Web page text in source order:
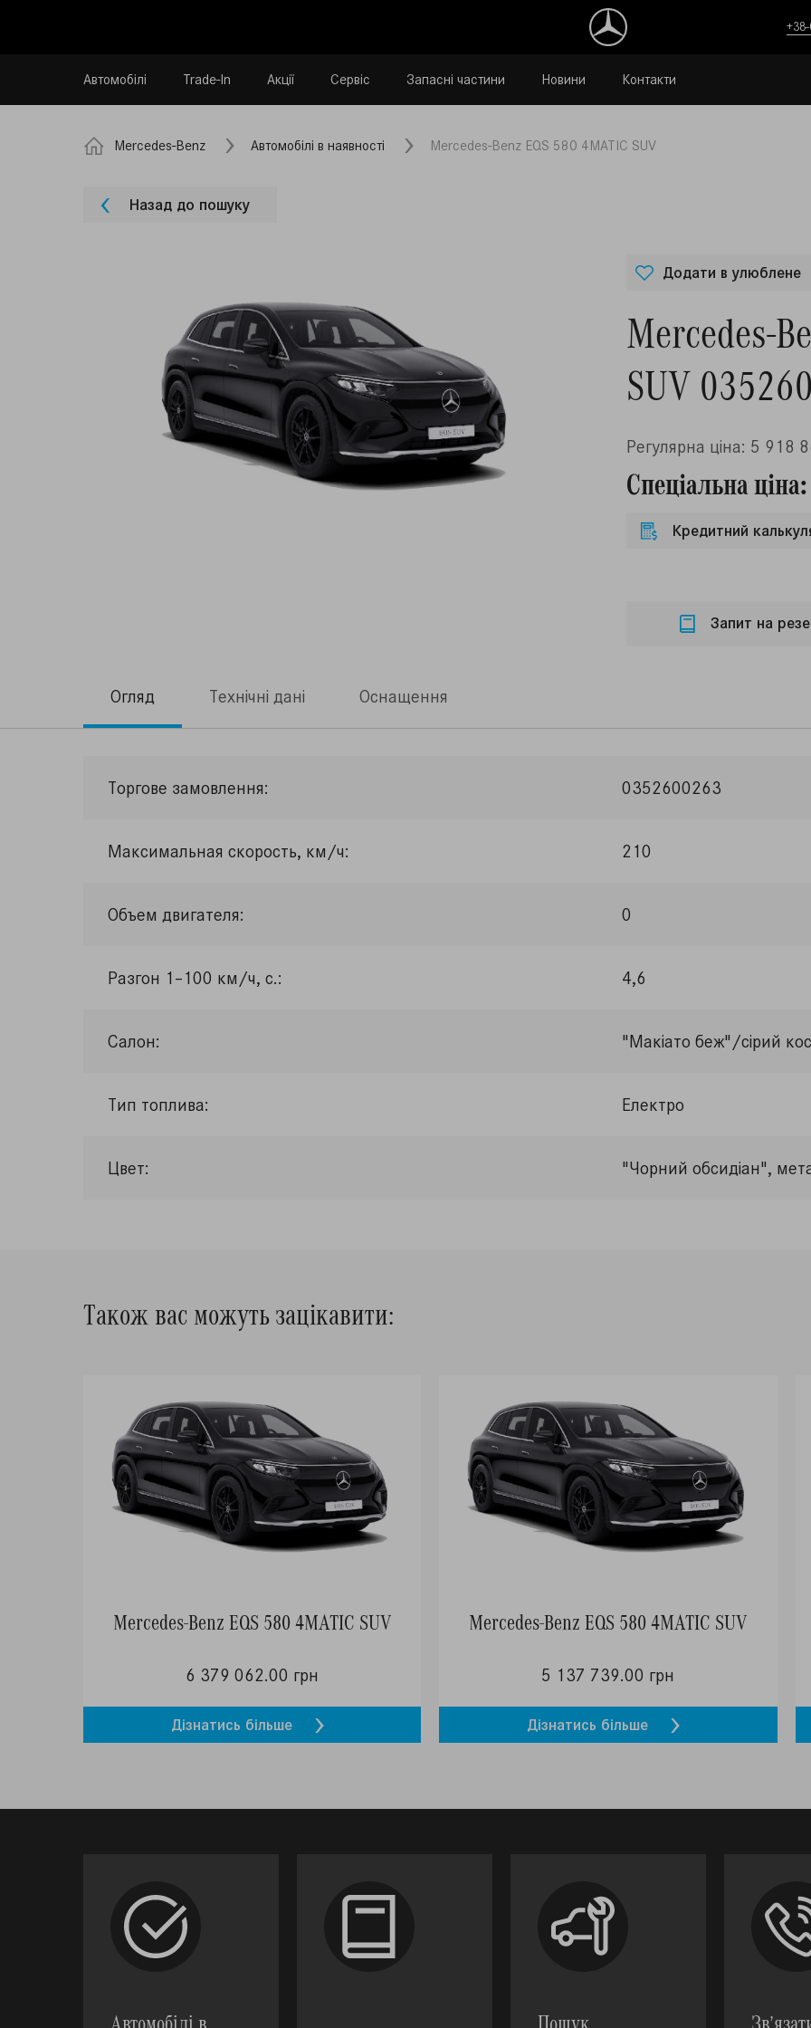
Автомобілі Trade-In Акції Сервіс Запасні частини Новини Контакти
Mercedes-Benz Автомобілі в наявності Mercedes-Benz EQS 580 4MATIC SUV
Назад до пошуку
Додати в улюблене
Mercedes-
SUV
Регулярна ціна: 5 918
Спеціальна
Кредитний
Запит на
Огляд Технічні дані Оснащення
Торгове замовлення: 0352600263
Максимальная скорость, км/ч: 210
Объем двигателя: 0
Разгон 1–100 км/ч, с.: 4,6
Салон: "Макіато беж"/сірий
Тип топлива: Електро
Цвет: "Чорний обсидіан",
Також вас можуть зацікавити:
Mercedes-Benz EQS 580 4MATIC SUV
6 379 062.00 грн
Дізнатись більше
Mercedes-Benz EQS 580 4MATIC SUV
5 137 739.00 грн
Дізнатись більше
Автомобілі в Пошук